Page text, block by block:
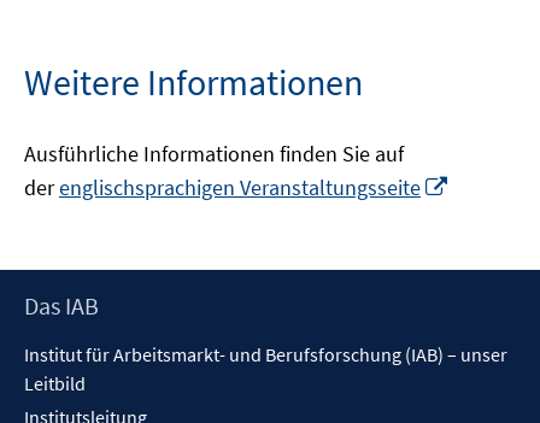
Weitere Informationen
Ausführliche Informationen finden Sie auf
derenglischsprachigen Veranstaltungsseite
öffnen
Footer
Das IAB
Institut für Arbeitsmarkt- und Berufsforschung (IAB) – unser
Leitbild
Institutsleitung